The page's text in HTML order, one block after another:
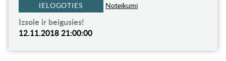
IELOGOTIES Noteikumi
Izsole ir beigusies!
12.11.2018 21:00:00